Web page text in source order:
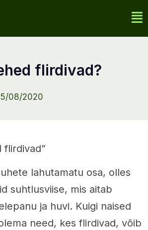
flirdivad?
08/2020
flirdivad”
lahutamatu osa, olles
suhtlusviise, mis aitab
ja huvi. Kuigi naised
need, kes flirdivad, võib